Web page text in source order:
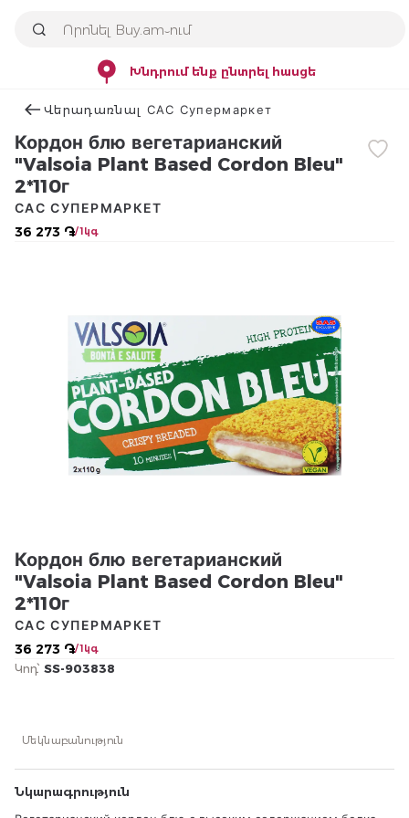
Խնդրում ենք ընտրել հասցե
Վերադառնալ САС Супермаркет
Кордон блю вегетарианский
"Valsoia Plant Based Cordon Bleu"
2*110г
36 273 ֏/ 1կգ
САС СУПЕРМАРКЕТ
Кордон блю вегетарианский
"Valsoia Plant Based Cordon Bleu"
2*110г
36 273 ֏/ 1կգ
САС СУПЕРМАРКЕТ
Կոդ՝ SS-903838
Մեկնաբանություն
Նկարագրություն